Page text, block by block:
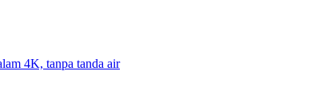
4K, tanpa tanda air